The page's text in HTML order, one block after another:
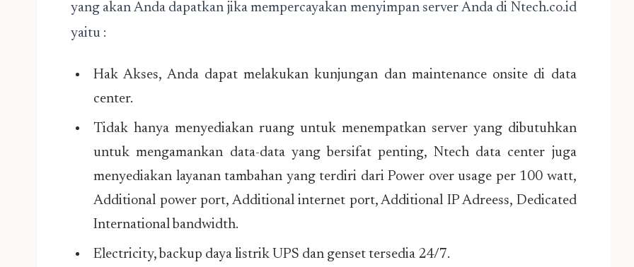
yang akan Anda dapatkan jika mempercayakan menyimpan server Anda di Ntech.co.id
yaitu :
Hak Akses, Anda dapat melakukan kunjungan dan maintenance onsite di data
center.
Tidak hanya menyediakan ruang untuk menempatkan server yang dibutuhkan
untuk mengamankan data-data yang bersifat penting, Ntech data center juga
menyediakan layanan tambahan yang terdiri dari Power over usage per 100 watt,
Additional power port, Additional internet port, Additional IP Adreess, Dedicated
International bandwidth.
Electricity, backup daya listrik UPS dan genset tersedia 24/7.